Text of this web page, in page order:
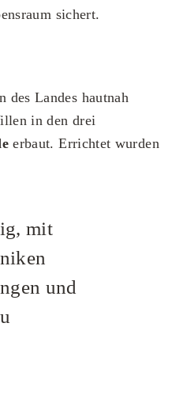
sichert.
des Landes hautnah
in den drei
erbaut. Errichtet wurden
mit
und